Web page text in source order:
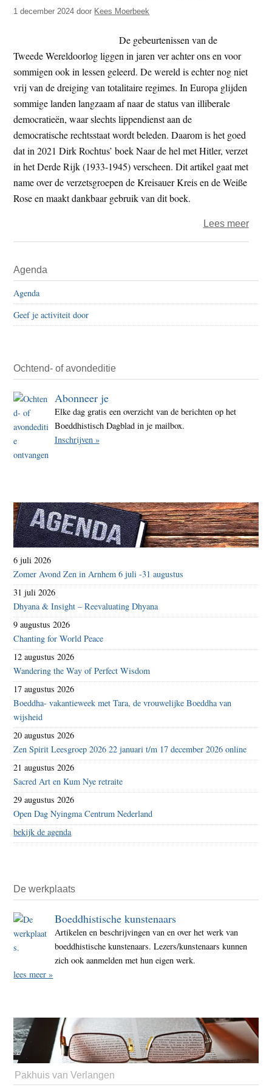
t
e
t
e
1 december 2024 door Kees Moerbeek
De gebeurtenissen van de
Tweede Wereldoorlog liggen in jaren ver achter ons en voor
sommigen ook in lessen geleerd. De wereld is echter nog niet
vrij van de dreiging van totalitaire regimes. In Europa glijden
sommige landen langzaam af naar de status van illiberale
democratieën, waar slechts lippendienst aan de
democratische rechtsstaat wordt beleden. Daarom is het goed
dat in 2021 Dirk Rochtus’ boek Naar de hel met Hitler, verzet
in het Derde Rijk (1933-1945) verscheen. Dit artikel gaat met
name over de verzetsgroepen de Kreisauer Kreis en de Weiße
Rose en maakt dankbaar gebruik van dit boek.
Lees meerover
het
Sidebar
Agenda
Agenda
Geef je activiteit door
Ochtend- of avondeditie
Abonneer je
Elke dag gratis een overzicht van de berichten op het
Boeddhistisch Dagblad in je mailbox.
Inschrijven »
6 juli 2026
Zomer Avond Zen in Arnhem 6 juli -31 augustus
31 juli 2026
Dhyana & Insight – Reevaluating Dhyana
9 augustus 2026
Chanting for World Peace
12 augustus 2026
Wandering the Way of Perfect Wisdom
17 augustus 2026
Boeddha- vakantieweek met Tara, de vrouwelijke Boeddha van
wijsheid
20 augustus 2026
Zen Spirit Leesgroep 2026 22 januari t/m 17 december 2026 online
21 augustus 2026
Sacred Art en Kum Nye retraite
29 augustus 2026
Open Dag Nyingma Centrum Nederland
bekijk de agenda
De werkplaats
Boeddhistische kunstenaars
Artikelen en beschrijvingen van en over het werk van
boeddhistische kunstenaars. Lezers/kunstenaars kunnen
zich ook aanmelden met hun eigen werk.
lees meer »
Pakhuis van Verlangen